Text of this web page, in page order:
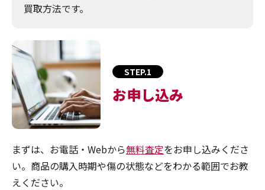
買取方法です。
STEP.1
お申し込み
まずは、お電話・Webから無料査定をお申し込みくださ
い。商品の購入時期や傷の状態などをわかる範囲でお教
えください。